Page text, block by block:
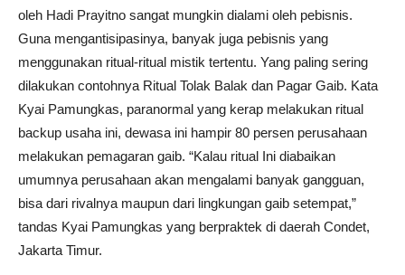
oleh Hadi Prayitno sangat mungkin dialami oleh pebisnis.
Guna mengantisipasinya, banyak juga pebisnis yang
menggunakan ritual-ritual mistik tertentu. Yang paling sering
dilakukan contohnya Ritual Tolak Balak dan Pagar Gaib. Kata
Kyai Pamungkas, paranormal yang kerap melakukan ritual
backup usaha ini, dewasa ini hampir 80 persen perusahaan
melakukan pemagaran gaib. “Kalau ritual Ini diabaikan
umumnya perusahaan akan mengalami banyak gangguan,
bisa dari rivalnya maupun dari lingkungan gaib setempat,”
tandas Kyai Pamungkas yang berpraktek di daerah Condet,
Jakarta Timur.